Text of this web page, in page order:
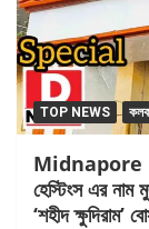
TOP NEWS
Midnapore
হেস্টিংস এর নাম
‘শহীদ ক্ষুদিরাম’